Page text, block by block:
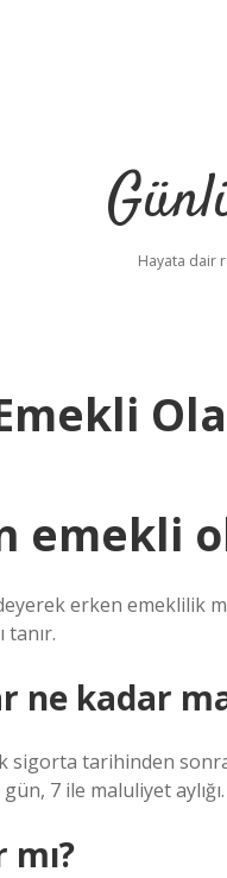
Hayata dair
emekli
erken emeklilik
tanır.
ne kadar
tarihinden
7 ile maluliyet aylığı.